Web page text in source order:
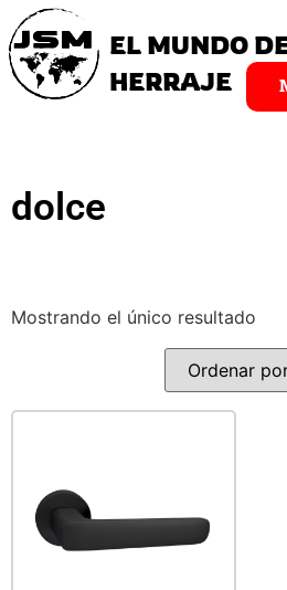
EL MUNDO
HERRAJE
dolce
Mostrando el único resultado